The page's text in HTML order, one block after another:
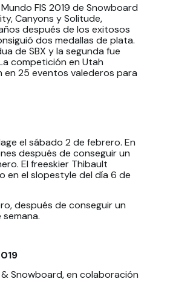
FIS 2019 de Snowboard
Canyons y Solitude,
después de los exitosos
dos medallas de plata.
de SBX y la segunda fue
competición en Utah
25 eventos valederos para
el sábado 2 de febrero. En
después de conseguir un
El freeskier Thibault
en el slopestyle del día 6 de
después de conseguir un
& Snowboard, en colaboración